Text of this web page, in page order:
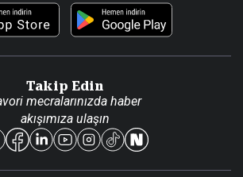
Takip Edin
mecralarınızda haber
akışımıza ulaşın